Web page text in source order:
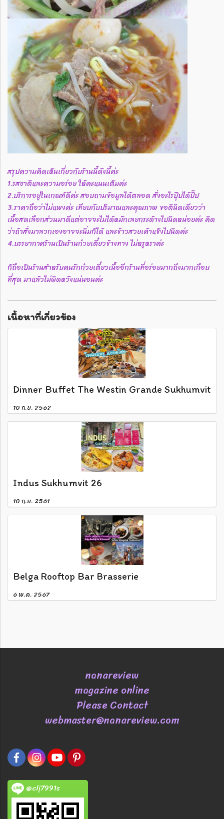
สรุปความคิดเห็นเกี่ยวกับร้านนี้ดังนี้ค่ะ
1.รสชาติและความอร่อย ให้คะแนนเต็มค่ะ
2.บริการอยู่ในเกณฑ์ดีค่ะ สอบถามข้อมูลได้ตลอด สั่งอะไรปุ๊ปได้ปั๊ป
3.ราคาถือว่าไม่แพงค่ะ เทียบกับปริมาณและคุณภาพ ขอตินิดเดียวว่า
เนื้อสดเลือกส่วนมาดีแต่อาจจะไม่ได้หมักเลยกระด้างไปนิดหน่อยค่ะ คิด
ว่าถ้าสั่งมาลวกเองอาจจะนิ่มก็ได้ และข้าวสวยเค้าแข็งไปนิดค่ะ
4.บรรยากาศร้านเป็นร้านก๋วยเตี๋ยวข้างทาง ไม่หรูหราค่ะ
ก็ถือเป็นร้านสำหรับคนรักก๋วยเตี๋ยวเนื้ออีกร้านที่อร่อยมากถึงมากเกือบ
ที่สุด มาแล้วไม่ผิดหวังแน่นอนค่ะ
เนื้อหาที่เกี่ยวข้อง
Dinner Buffet The Westin Grande Sukhumvit
10 ก.ย. 2562
Indus Sukhumvit 26
10 ก.ย. 2561
Belga Rooftop Bar Brasserie
6 พ.ค. 2567
nanareview
magazine online
Please Contact
webmaster@nanareview.com
@clj7991s